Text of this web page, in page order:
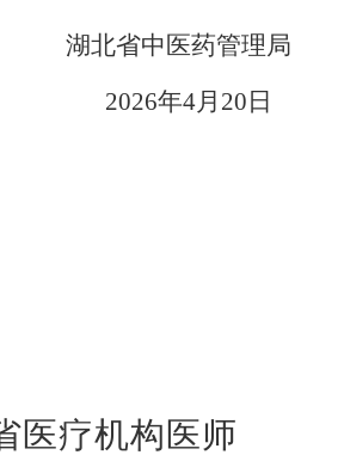
湖北省中医药管理局
年4月 20 日
医疗机构医师